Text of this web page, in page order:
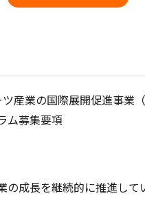
産業の国際展開促進事業
ム募集要項
の成長を継続的に推進し